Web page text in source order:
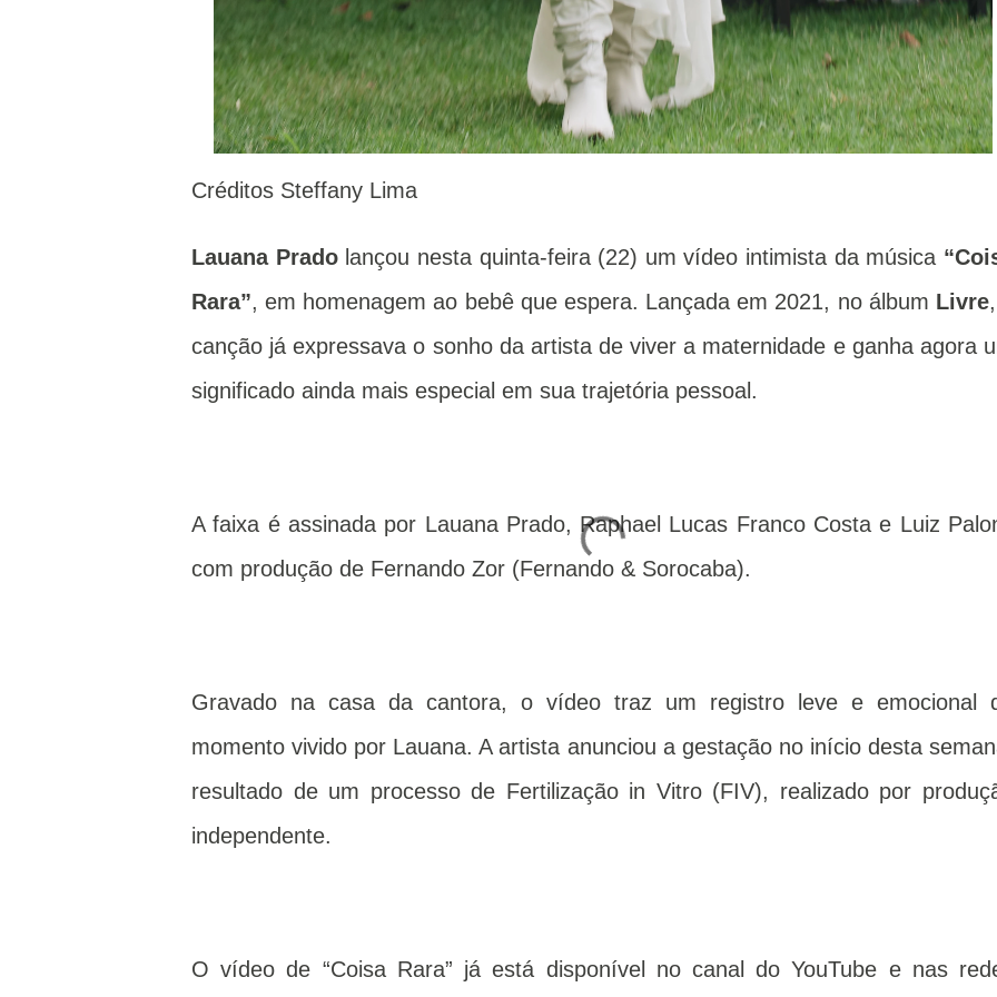
Créditos Steffany Lima
Lauana Pradolançou nesta quinta-feira (22) um vídeo intimista da música
Rara”, em homenagem ao bebê que espera. Lançada em 2021, no álbum Livre
canção já expressava o sonho da artista de viver a maternidade e ganha agora
significado ainda mais especial em sua trajetória pessoal.
A faixa é assinada por Lauana Prado, Raphael Lucas Franco Costa e Luiz
com produção de Fernando Zor (Fernando & Sorocaba).
Gravado na casa da cantora, o vídeo traz um registro leve e emocional
momento vivido por Lauana. A artista anunciou a gestação no início desta
resultado de um processo de Fertilização in Vitro (FIV), realizado por
independente.
O vídeo de “Coisa Rara” já está disponível no canal do YouTube e nas